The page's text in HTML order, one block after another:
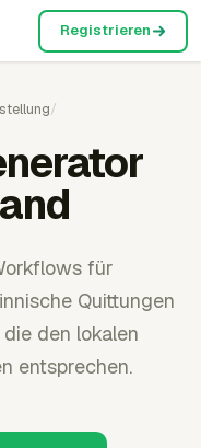
Registrieren
/
für
Quittungen
den lokalen
entsprechen.